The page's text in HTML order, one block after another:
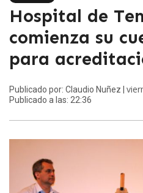
Hospital de
comienza su
para
Publicado por: Claudio Nuñez |
Publicado a las: 22:36